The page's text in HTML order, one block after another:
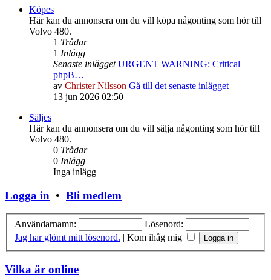
Köpes
Här kan du annonsera om du vill köpa någonting som hör till
Volvo 480.
1 Trådar
1 Inlägg
Senaste inlägget URGENT WARNING: Critical
phpB…
av Christer Nilsson Gå till det senaste inlägget
13 jun 2026 02:50
Säljes
Här kan du annonsera om du vill sälja någonting som hör till
Volvo 480.
0 Trådar
0 Inlägg
Inga inlägg
Logga in • Bli medlem
Användarnamn:
Lösenord:
Jag har glömt mitt lösenord. | Kom ihåg mig
Vilka är online